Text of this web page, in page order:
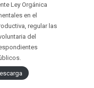
Ley Orgánica
en el
regular las
del